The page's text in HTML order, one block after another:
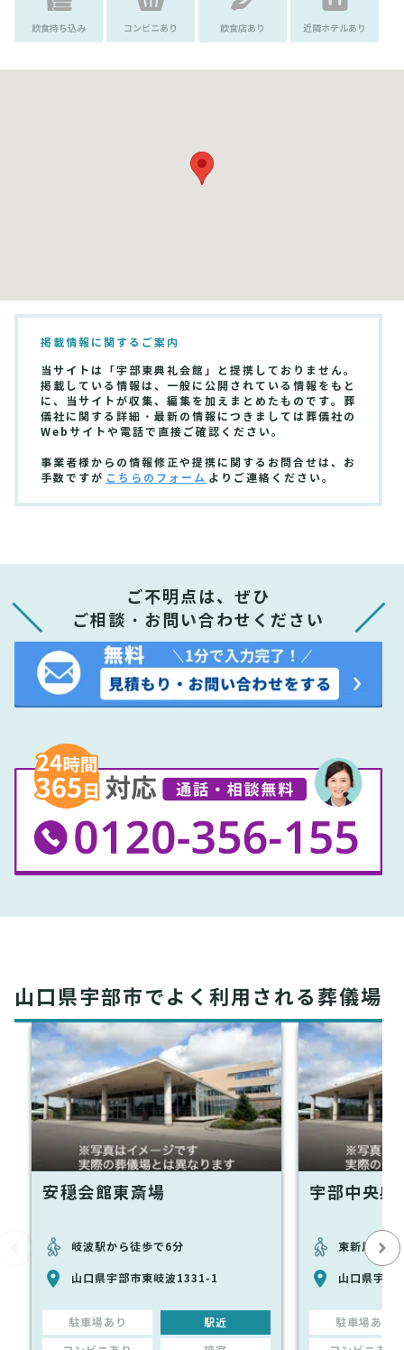
飲食持ち込み コンビニあり 飲食店あり 近隣ホテルあり
掲載情報に関するご案内
当サイトは「宇部東典礼会館」と提携しておりません。
掲載している情報は、一般に公開されている情報をもと
に、当サイトが収集、編集を加えまとめたものです。葬
儀社に関する詳細・最新の情報につきましては葬儀社の
Webサイトや電話で直接ご確認ください。
事業者様からの情報修正や提携に関するお問合せは、お
手数ですが こちらのフォーム よりご連絡ください。
ご不明点は、ぜひ
ご相談・お問い合わせください
山口県宇部市でよく利用される葬儀場
安穏会館東斎場
岐波駅から徒歩で6分
山口県宇部市東岐波1331-1
駐車場あり 駅近
宇部中央典
東新川駅か
山口県宇部
駐車場あり